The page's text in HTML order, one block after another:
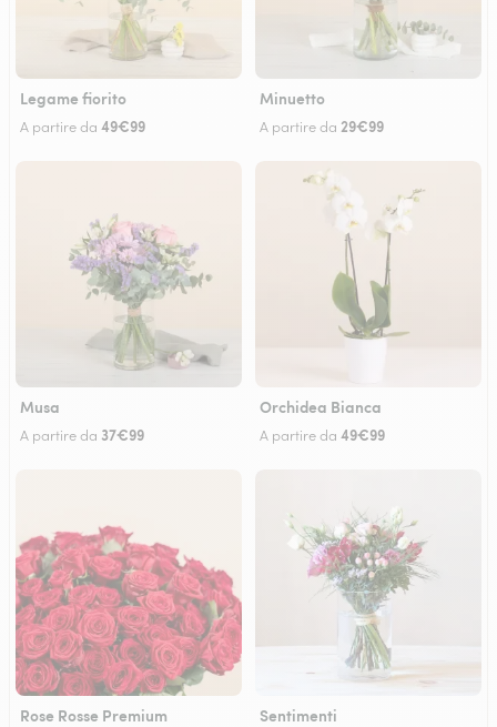
Legame fiorito
A partire da 49€99
Minuetto
A partire da 29€99
Musa
A partire da 37€99
Orchidea Bianca
A partire da 49€99
Rose Rosse Premium Sentimenti